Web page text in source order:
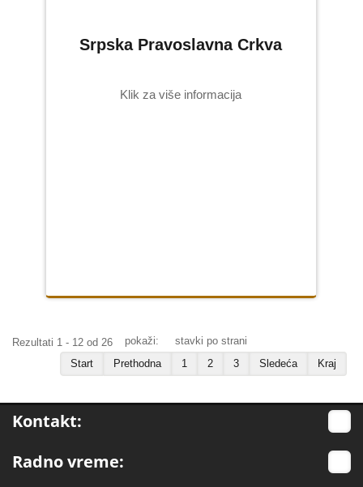
Srpska Pravoslavna Crkva
Klik za više informacija
Rezultati 1 - 12 od 26 pokaži:
stavki po strani
Start
Prethodna 1 2 3 Sledeća Kraj
Kontakt:
Radno vreme: